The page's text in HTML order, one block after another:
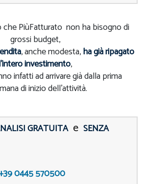
che PiùFatturato non ha bisogno di
grossi budget,
, anche modesta,ha già ripagato
investimento,
infatti ad arrivare già dalla prima
di inizio dell'attività.
GRATUITA e SENZA
0445 570500